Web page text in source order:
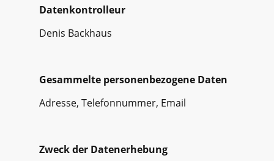
Datenkontrolleur
Denis Backhaus
Gesammelte personenbezogene Daten
Adresse, Telefonnummer, Email
Zweck der Datenerhebung